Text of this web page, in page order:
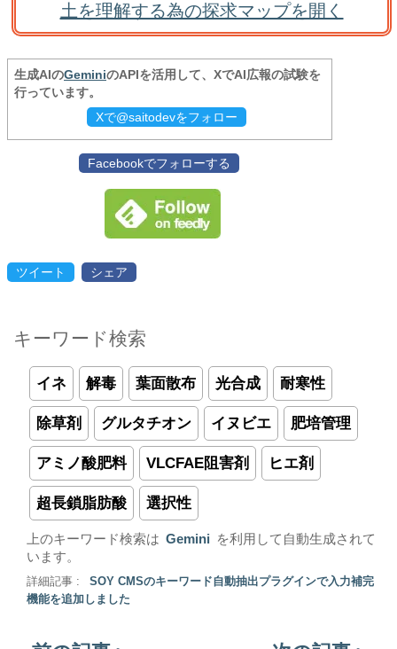
土を理解する為の探求マップを開く
生成AIのGeminiのAPIを活用して、XでAI広報の試験を
行っています。
Xで@saitodevをフォロー
Facebookでフォローする
ツイート シェア
キーワード検索
イネ 解毒 葉面散布 光合成 耐寒性
除草剤 グルタチオン イヌビエ 肥培管理
アミノ酸肥料 VLCFAE阻害剤 ヒエ剤
超長鎖脂肪酸 選択性
上のキーワード検索は Gemini
を利用して自動生成されて
います。
詳細記事 :
SOY CMSのキーワード自動抽出プラグインで入力補完
機能を追加しました